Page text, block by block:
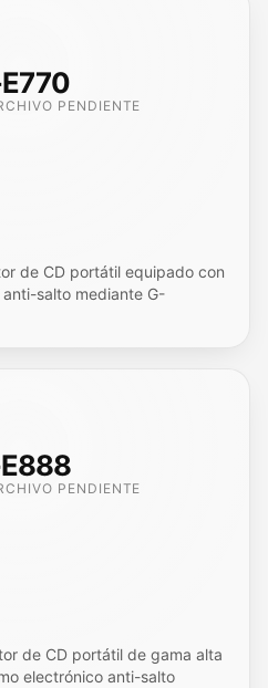
PENDIENTE
de CD portátil equipado con
salto mediante G-
PENDIENTE
de CD portátil de gama alta
electrónico anti-salto